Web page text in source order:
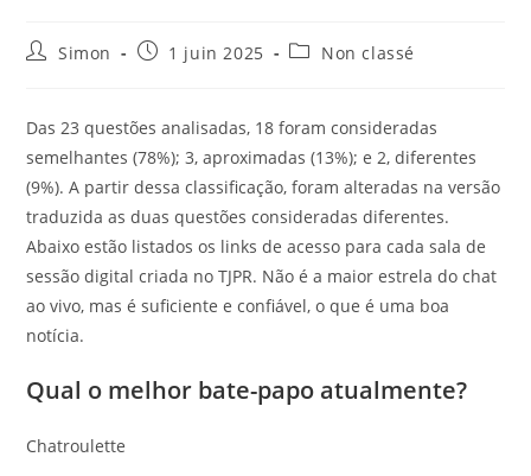
Simon 1 juin 2025 Non classé
Das 23 questões analisadas, 18 foram consideradas
semelhantes (78%); 3, aproximadas (13%); e 2, diferentes
(9%). A partir dessa classificação, foram alteradas na versão
traduzida as duas questões consideradas diferentes.
Abaixo estão listados os links de acesso para cada sala de
sessão digital criada no TJPR. Não é a maior estrela do chat
ao vivo, mas é suficiente e confiável, o que é uma boa
notícia.
Qual o melhor bate-papo atualmente?
Chatroulette